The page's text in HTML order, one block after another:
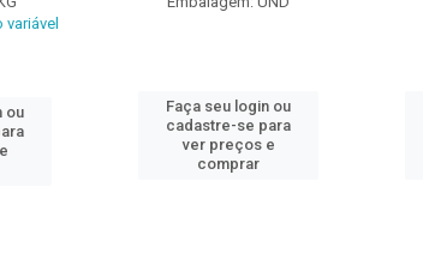
ou
Faça seu login ou
cadastre-se para
ver preços e
comprar